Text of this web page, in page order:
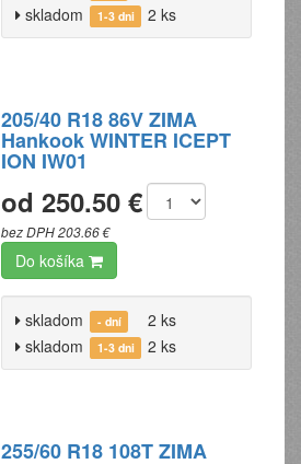
skladom
1-3 dni 2 ks
205/40 R18 86V ZIMA
Hankook WINTER ICEPT
ION IW01
od 250.50 €
bez DPH 203.66 €
Do košíka
skladom - dní
2 ks
skladom
1-3 dni 2 ks
255/60 R18 108T ZIMA